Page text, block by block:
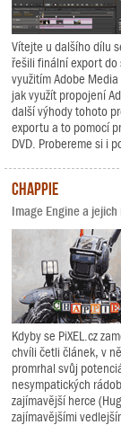
Vítejte u dalšího dílu
řešili finální export do
využitím Adobe
jak využít propojení
další výhody tohoto
exportu a to pomocí
DVD. Probereme si i
Chappie
Image Engine a jejich
Kdyby se PiXEL.cz
chvíli četli článek, v
promrhal svůj
nesympatických
zajímavější herce
zajímavějšími